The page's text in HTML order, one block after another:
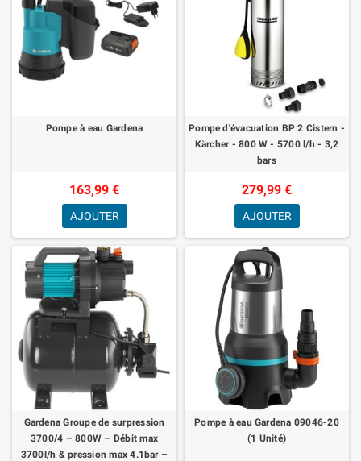
Pompe à eau Gardena
163,99 €
AJOUTER
Pompe d'évacuation BP 2 Cistern -
Kärcher - 800 W - 5700 l/h - 3,2
bars
279,99 €
AJOUTER
Gardena Groupe de surpression
3700/4 – 800W – Débit max
3700l/h & pression max 4.1bar –
Pompe à eau Gardena 09046-20
(1 Unité)